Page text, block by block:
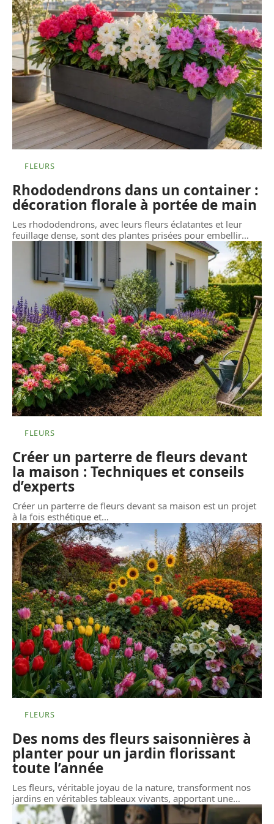
FLEURS
Rhododendrons dans un container :
décoration florale à portée de main
Les rhododendrons, avec leurs fleurs éclatantes et leur
feuillage dense, sont des plantes prisées pour embellir…
FLEURS
Créer un parterre de fleurs devant
la maison : Techniques et conseils
d’experts
Créer un parterre de fleurs devant sa maison est un projet
à la fois esthétique et…
FLEURS
Des noms des fleurs saisonnières à
planter pour un jardin florissant
toute l’année
Les fleurs, véritable joyau de la nature, transforment nos
jardins en véritables tableaux vivants, apportant une…